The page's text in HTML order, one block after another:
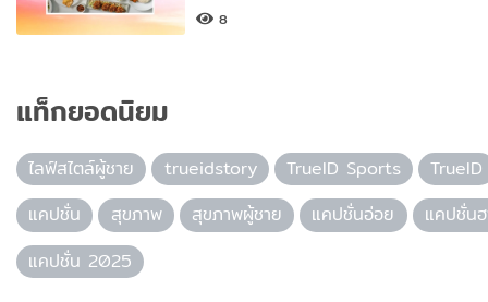
8
แท็กยอดนิยม
ไลฟ์สไตล์ผู้ชาย trueidstory TrueID Sports
TrueID
แคปชั่น
สุขภาพ สุขภาพผู้ชาย แคปชั่นอ่อย
แคปชั่น
แคปชั่น 2025